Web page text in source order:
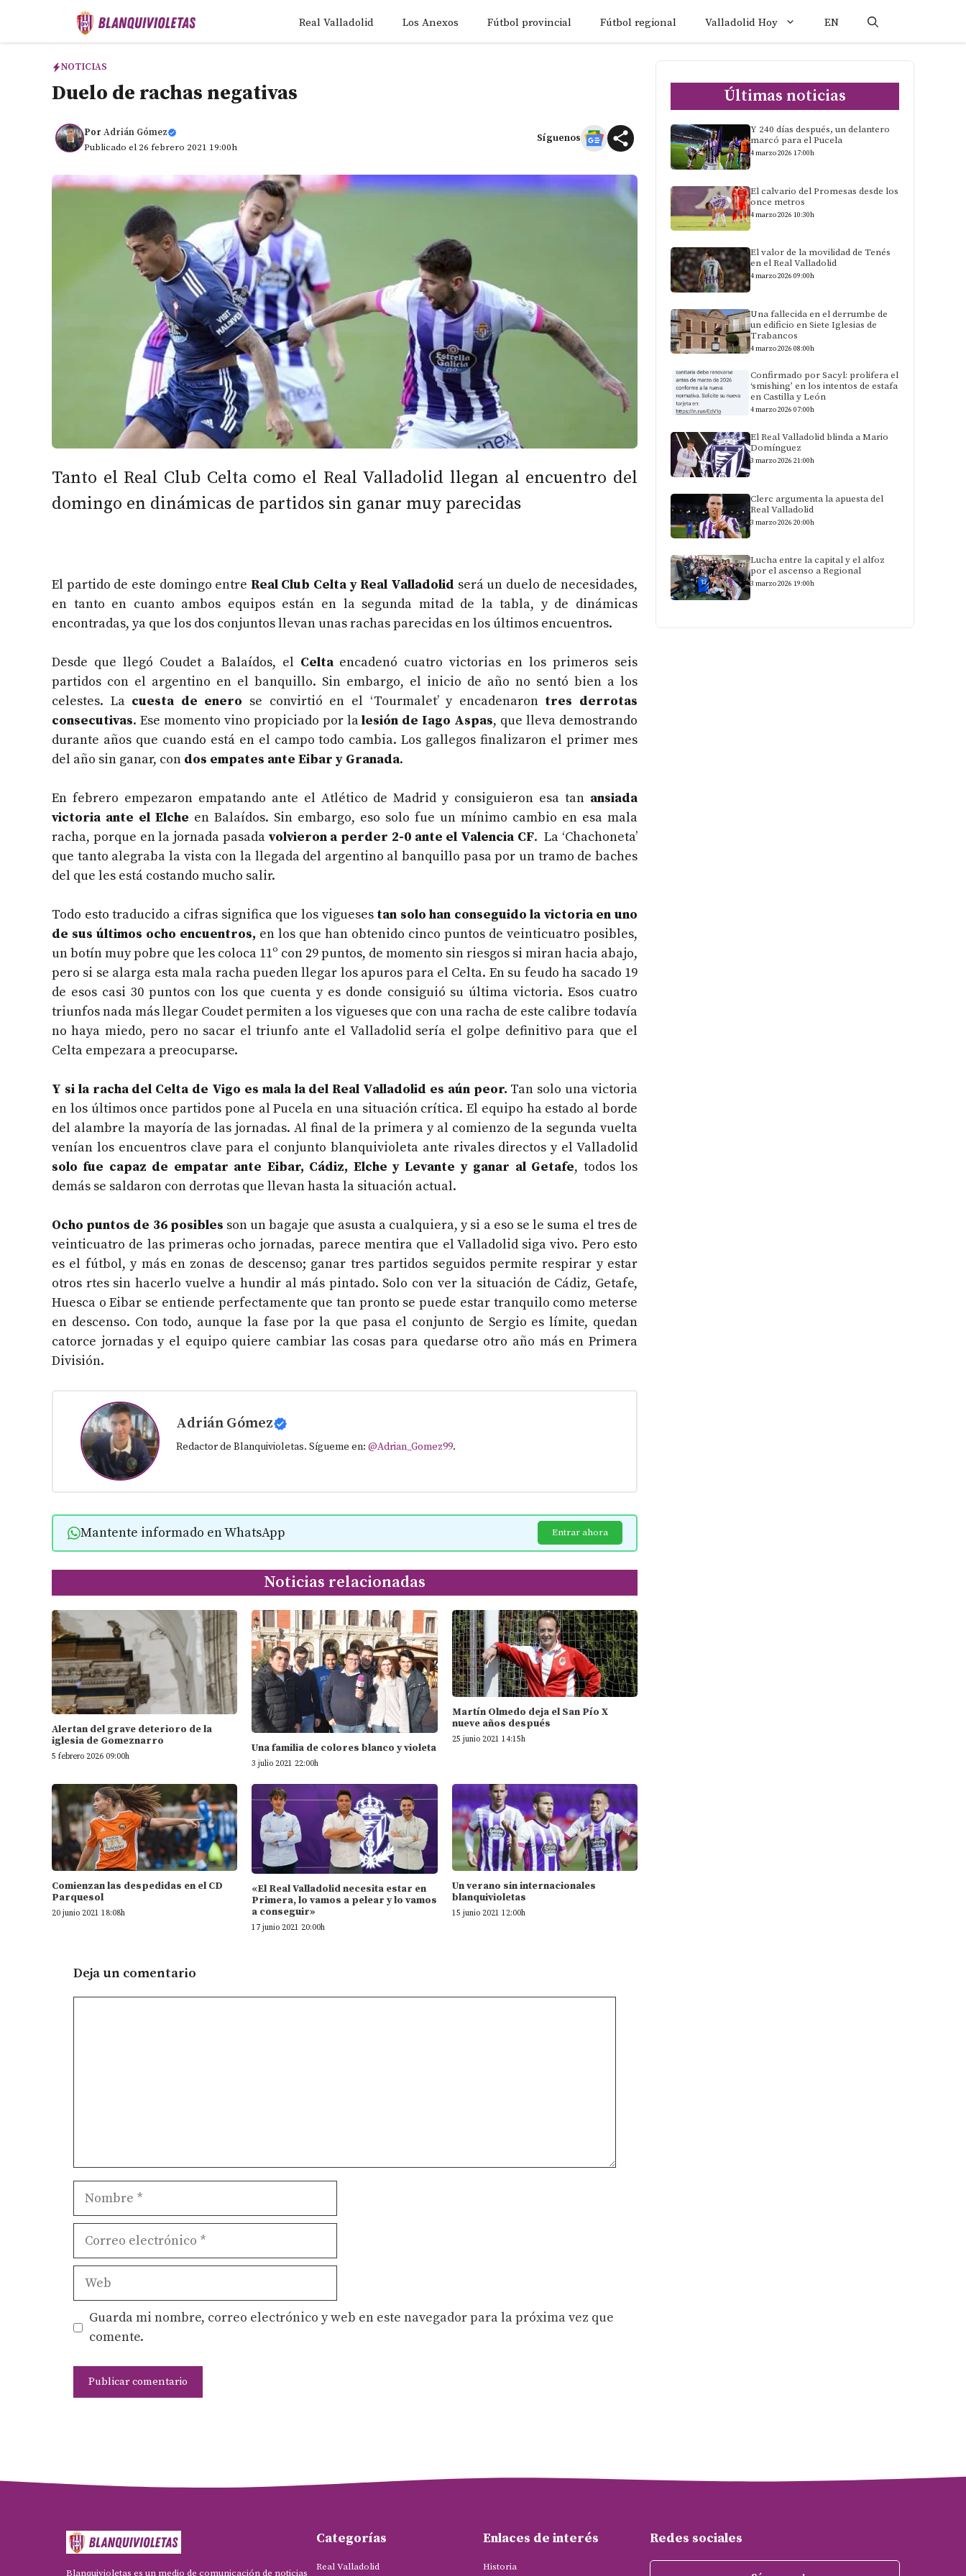
Real Valladolid Los Anexos Fútbol provincial Fútbol regional Valladolid Hoy EN
NOTICIAS
Duelo de rachas negativas
Por Adrián Gómez
Publicado el 26 febrero 2021 19:00h
Síguenos
Tanto el Real Club Celta como el Real Valladolid llegan al encuentro del
domingo en dinámicas de partidos sin ganar muy parecidas
El partido de este domingo entre Real Club Celta y Real Valladolid será un duelo de necesidades,
en tanto en cuanto ambos equipos están en la segunda mitad de la tabla, y de dinámicas
encontradas, ya que los dos conjuntos llevan unas rachas parecidas en los últimos encuentros.
Desde que llegó Coudet a Balaídos, el Celtaencadenó cuatro victorias en los primeros seis
partidos con el argentino en el banquillo. Sin embargo, el inicio de año no sentó bien a los
celestes. La cuesta de enero se convirtió en el ‘Tourmalet’ y encadenaron tres derrotas
consecutivas. Ese momento vino propiciado por lalesión de Iago Aspas, que lleva demostrando
durante años que cuando está en el campo todo cambia. Los gallegos finalizaron el primer mes
del año sin ganar, con dos empates ante Eibar y Granada.
En febrero empezaron empatando ante el Atlético de Madrid y consiguieron esa tan ansiada
victoria ante el Elche en Balaídos. Sin embargo, eso solo fue un mínimo cambio en esa mala
racha, porque en la jornada pasada volvieron a perder 2-0 ante el Valencia CF. La ‘Chachoneta’
que tanto alegraba la vista con la llegada del argentino al banquillo pasa por un tramo de baches
del que les está costando mucho salir.
Todo esto traducido a cifras significa que los vigueses tan solo han conseguido la victoria en uno
de sus últimos ocho encuentros, en los que han obtenido cinco puntos de veinticuatro posibles,
un botín muy pobre que les coloca 11º con 29 puntos, de momento sin riesgos si miran hacia abajo,
pero si se alarga esta mala racha pueden llegar los apuros para el Celta. En su feudo ha sacado 19
de esos casi 30 puntos con los que cuenta y es donde consiguió su última victoria. Esos cuatro
triunfos nada más llegar Coudet permiten a los vigueses que con una racha de este calibre todavía
no haya miedo, pero no sacar el triunfo ante el Valladolid sería el golpe definitivo para que el
Celta empezara a preocuparse.
Y si la racha del Celta de Vigo es mala la del Real Valladolid es aún peor. Tan solo una victoria
en los últimos once partidos pone al Pucela en una situación crítica. El equipo ha estado al borde
del alambre la mayoría de las jornadas. Al final de la primera y al comienzo de la segunda vuelta
venían los encuentros clave para el conjunto blanquivioleta ante rivales directos y el Valladolid
solo fue capaz de empatar ante Eibar, Cádiz, Elche y Levante y ganar al Getafe, todos los
demás se saldaron con derrotas que llevan hasta la situación actual.
Ocho puntos de 36 posibles son un bagaje que asusta a cualquiera, y si a eso se le suma el tres de
veinticuatro de las primeras ocho jornadas, parece mentira que el Valladolid siga vivo. Pero esto
es el fútbol, y más en zonas de descenso; ganar tres partidos seguidos permite respirar y estar
otros rtes sin hacerlo vuelve a hundir al más pintado. Solo con ver la situación de Cádiz, Getafe,
Huesca o Eibar se entiende perfectamente que tan pronto se puede estar tranquilo como meterse
en descenso. Con todo, aunque la fase por la que pasa el conjunto de Sergio es límite, quedan
catorce jornadas y el equipo quiere cambiar las cosas para quedarse otro año más en Primera
División.
Adrián Gómez
Redactor de Blanquivioletas. Sígueme en: @Adrian_Gomez99.
Mantente informado en WhatsApp Entrar ahora
Noticias relacionadas
Alertan del grave deterioro de la
iglesia de Gomeznarro
5 febrero 2026 09:00h
Una familia de colores blanco y violeta
3 julio 2021 22:00h
Martín Olmedo deja el San Pío X
nueve años después
25 junio 2021 14:15h
Comienzan las despedidas en el CD
Parquesol
20 junio 2021 18:08h
«El Real Valladolid necesita estar en
Primera, lo vamos a pelear y lo vamos
a conseguir»
17 junio 2021 20:00h
Un verano sin internacionales
blanquivioletas
15 junio 2021 12:00h
Deja un comentario
Nombre
Correo
Web
Guarda mi nombre, correo electrónico y web en este navegador para la próxima vez que
comente.
Últimas noticias
Y 240 días después, un delantero
marcó para el Pucela
4 marzo 2026 17:00h
El calvario del Promesas desde los
once metros
4 marzo 2026 10:30h
El valor de la movilidad de Tenés
en el Real Valladolid
4 marzo 2026 09:00h
Una fallecida en el derrumbe de
un edificio en Siete Iglesias de
Trabancos
4 marzo 2026 08:00h
Confirmado por Sacyl: prolifera el
‘smishing’ en los intentos de estafa
en Castilla y León
4 marzo 2026 07:00h
El Real Valladolid blinda a Mario
Domínguez
3 marzo 2026 21:00h
Clerc argumenta la apuesta del
Real Valladolid
3 marzo 2026 20:00h
Lucha entre la capital y el alfoz
por el ascenso a Regional
3 marzo 2026 19:00h
Blanquivioletas es un medio de comunicación de noticias
Categorías
Real Valladolid
Enlaces de interés
Historia
Redes sociales